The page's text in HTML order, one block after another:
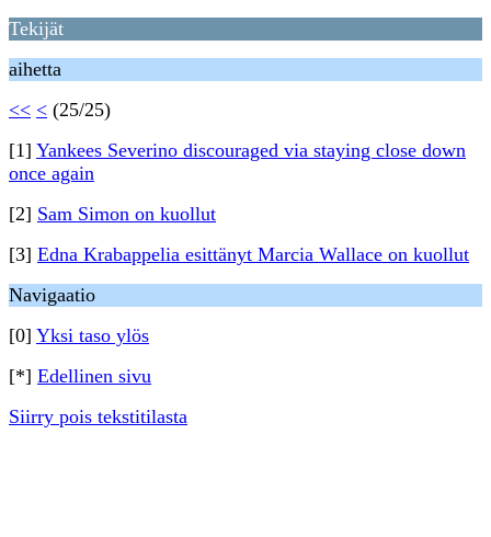
Tekijät
aihetta
<< < (25/25)
[1] Yankees Severino discouraged via staying close down
once again
[2] Sam Simon on kuollut
[3] Edna Krabappelia esittänyt Marcia Wallace on kuollut
Navigaatio
[0] Yksi taso ylös
[*] Edellinen sivu
Siirry pois tekstitilasta